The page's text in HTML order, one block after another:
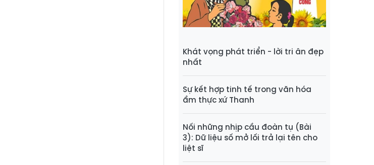
Khát vọng phát triển - lời tri ân đẹp
nhất
Sự kết hợp tinh tế trong văn hóa
ẩm thực xứ Thanh
Nối những nhịp cầu đoàn tụ (Bài
3): Dữ liệu số mở lối trả lại tên cho
liệt sĩ